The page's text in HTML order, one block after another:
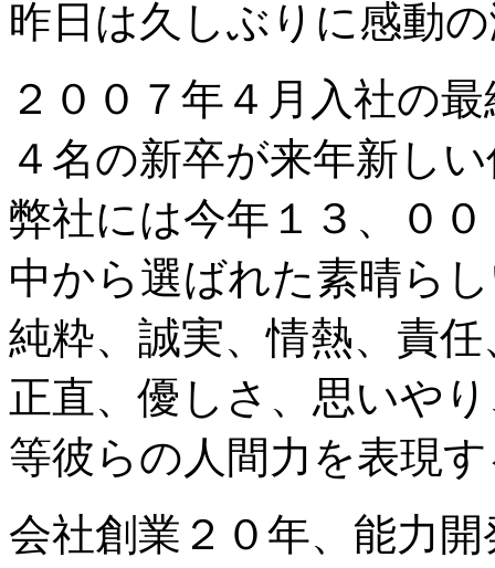
昨日は久しぶりに感動
２００７年４月入社の
４名の新卒が来年新し
弊社には今年１３、０
中から選ばれた素晴ら
純粋、誠実、情熱、責
正直、優しさ、思いや
等彼らの人間力を表現
会社創業２０年、能力